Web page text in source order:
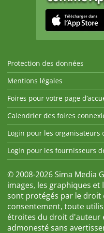
Protection des données
Mentions légales
Foires pour votre page
Calendrier des foires
Login pour les organisateurs
Login pour les fournisseurs
© 2008-2026 Sima Media
images, les graphiques
sont protégés par le droit
consentement, toute
étroites du droit d'auteur
admonesté sans